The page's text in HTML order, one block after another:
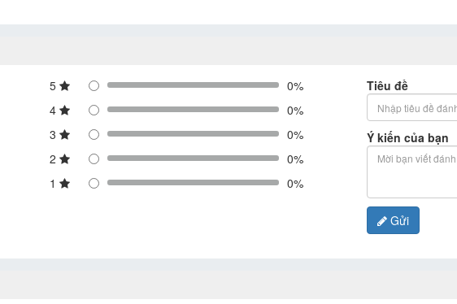
5
0%
4
0%
3
0%
2
0%
1
0%
Tiêu đề
Ý kiến của bạn
Gửi